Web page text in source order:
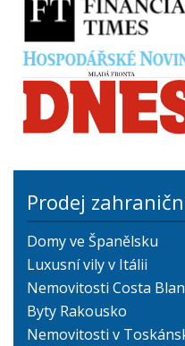
Prodej
Domy ve Španělsku
Luxusní vily v Itálii
Nemovitosti Costa
Byty Rakousko
Nemovitosti v